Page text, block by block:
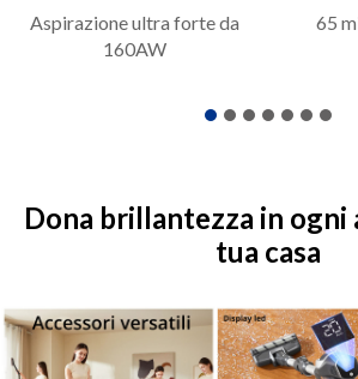
Aspirazione ultra forte da
160AW
65
Dona brillantezza in ogni
tua casa